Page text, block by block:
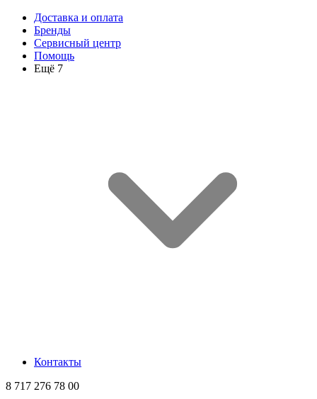
Доставка и оплата
Бренды
Сервисный центр
Помощь
Ещё 7
Контакты
8 717 276 78 00